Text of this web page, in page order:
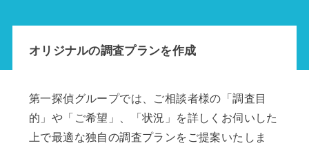
オリジナルの調査プランを作成
第一探偵グループでは、ご相談者様の「調査目
的」や「ご希望」、「状況」を詳しくお伺いした
上で最適な独自の調査プランをご提案いたしま